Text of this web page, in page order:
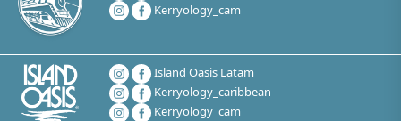
Kerryology_cam
Island Oasis Latam
Kerryology_caribbean
Kerryology_cam